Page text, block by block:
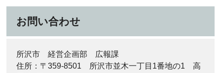
お問い合わせ
所沢市 経営企画部 広報課
住所：〒359-8501 所沢市並木一丁目1番地の1 高